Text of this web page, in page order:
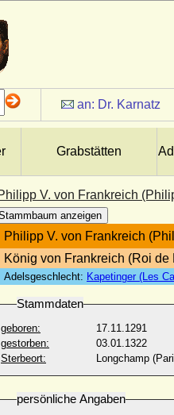
an: Dr. Karnatz
Grabstätten
V. von Frankreich
anzeigen
Philipp V. von Frankreich
König von Frankreich (Roi
Adelsgeschlecht: Kapetinger (Les
Stammdaten
geboren:
17.11.1291
gestorben:
03.01.1322
Sterbeort:
Longchamp
persönliche Angaben